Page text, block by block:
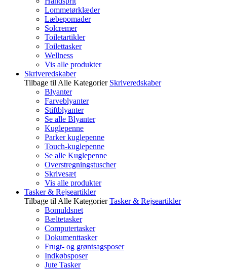
Lommetørklæder
Læbepomader
Solcremer
Toiletartikler
Toilettasker
Wellness
Vis alle produkter
Skriveredskaber
Tilbage til Alle Kategorier Skriveredskaber
Blyanter
Farveblyanter
Stiftblyanter
Se alle Blyanter
Kuglepenne
Parker kuglepenne
Touch-kuglepenne
Se alle Kuglepenne
Overstregningstuscher
Skrivesæt
Vis alle produkter
Tasker & Rejseartikler
Tilbage til Alle Kategorier Tasker & Rejseartikler
Bomuldsnet
Bæltetasker
Computertasker
Dokumenttasker
Frugt- og grøntsagsposer
Indkøbsposer
Jute Tasker